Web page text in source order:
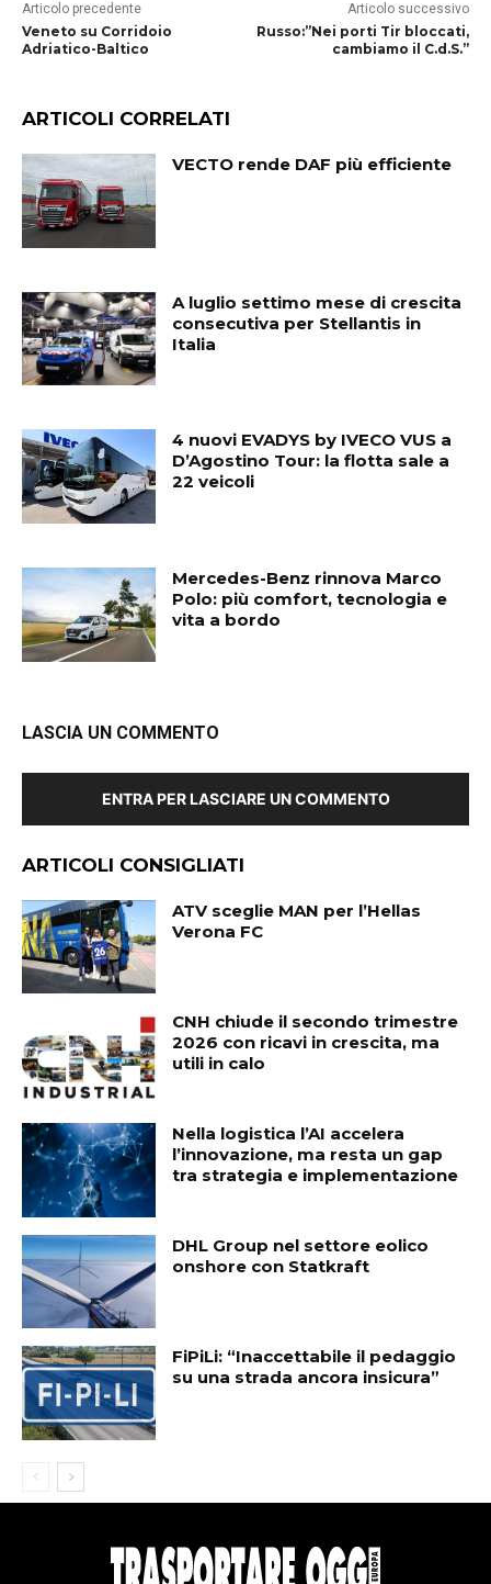
Articolo precedente
Veneto su Corridoio
Adriatico-Baltico
Articolo successivo
Russo:”Nei porti Tir bloccati,
cambiamo il C.d.S.”
ARTICOLI CORRELATI
VECTO rende DAF più efficiente
A luglio settimo mese di crescita
consecutiva per Stellantis in
Italia
4 nuovi EVADYS by IVECO VUS a
D’Agostino Tour: la flotta sale a
22 veicoli
Mercedes-Benz rinnova Marco
Polo: più comfort, tecnologia e
vita a bordo
LASCIA UN COMMENTO
ENTRA PER LASCIARE UN COMMENTO
ARTICOLI CONSIGLIATI
ATV sceglie MAN per l’Hellas
Verona FC
CNH chiude il secondo trimestre
2026 con ricavi in crescita, ma
utili in calo
Nella logistica l’AI accelera
l’innovazione, ma resta un gap
tra strategia e implementazione
DHL Group nel settore eolico
onshore con Statkraft
FiPiLi: “Inaccettabile il pedaggio
su una strada ancora insicura”